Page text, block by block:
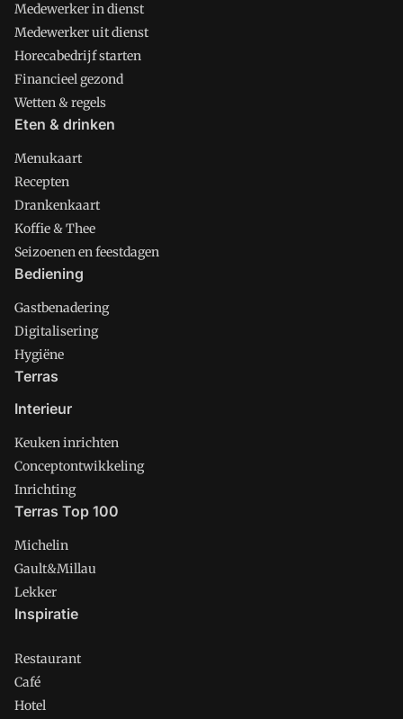
Medewerker in dienst
Medewerker uit dienst
Horecabedrijf starten
Financieel gezond
Wetten & regels
Eten & drinken
Menukaart
Recepten
Drankenkaart
Koffie & Thee
Seizoenen en feestdagen
Bediening
Gastbenadering
Digitalisering
Hygiëne
Terras
Interieur
Keuken inrichten
Conceptontwikkeling
Inrichting
Terras Top 100
Michelin
Gault&Millau
Lekker
Inspiratie
Restaurant
Café
Hotel